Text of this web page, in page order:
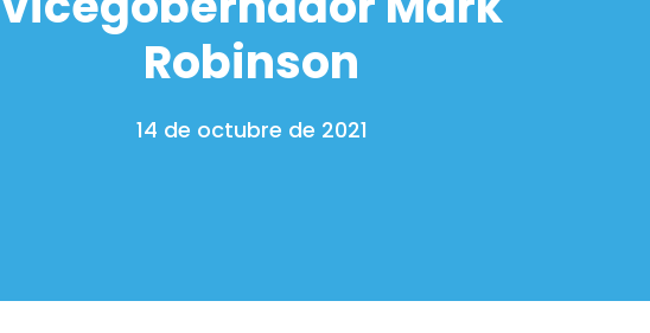
Robinson
14 de octubre de 2021